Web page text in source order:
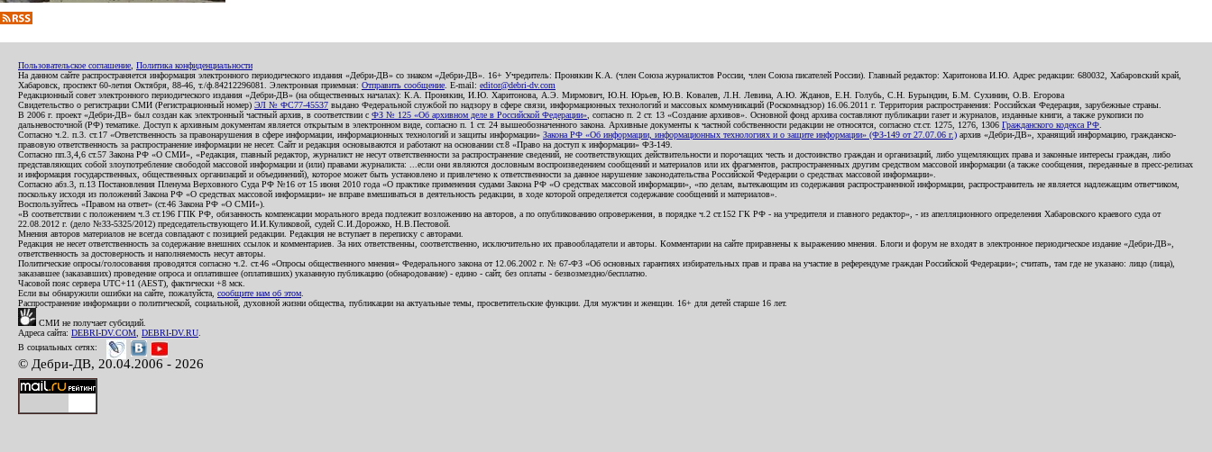
Пользовательское соглашение Политика конфиденциальности
На данном сайте распространяется информация электронного периодического издания «Дебри-ДВ» со знаком «Дебри-ДВ». 16+ Учредитель: Пронякин К.А. (член Союза журналистов России, член Союза писателей России). Главный редактор: Харитонова И.Ю. Адрес редакции: 680032, Хабаровский край,
Хабаровск, проспект 60-летия Октября, 88-46, т./ф.84212296081. Электронная приемная: Отправить сообщение . E-mail: editor@debri-dv.com
Редакционный совет электронного периодического издания «Дебри-ДВ» (на общественных началах): К.А. Пронякин, И.Ю. Харитонова, А.Э. Мирмович, Ю.Н. Юрьев, Ю.В. Ковалев, Л.Н. Левина, А.Ю. Жданов, Е.Н. Голубь, С.Н. Бурындин, Б.М. Сухинин, О.В. Егорова
Свидетельство о регистрации СМИ (Регистрационный номер) ЭЛ № ФС77-45537 выдано Федеральной службой по надзору в сфере связи, информационных технологий и массовых коммуникаций (Роскомнадзор) 16.06.2011 г. Территория распространения: Российская Федерация, зарубежные страны.
В 2006 г. проект «Дебри-ДВ» был создан как электронный частный архив, в соответствии с ФЗ № 125 «Об архивном деле в Российской Федерации» , согласно п. 2 ст. 13 «Создание архивов». Основной фонд архива составляют публикации газет и журналов, изданные книги, а также рукописи по
дальневосточной (РФ) тематике. Доступ к архивным документам является открытым в электронном виде, согласно п. 1 ст. 24 вышеобозначенного закона. Архивные документы к частной собственности редакции не относятся, согласно ст.ст. 1275, 1276, 1306 Гражданского кодекса РФ
Согласно ч.2. п.3. ст.17 «Ответственность за правонарушения в сфере информации, информационных технологий и защиты информации» Закона РФ «Об информации, информационных технологиях и о защите информации» (ФЗ-149 от 27.07.06 г.) архив «Дебри-ДВ», хранящий информацию, гражданско-
правовую ответственность за распространение информации не несет. Сайт и редакция основываются и работают на основании ст.8 «Право на доступ к информации» ФЗ-149.
Согласно пп.3,4,6 ст.57 Закона РФ «О СМИ», «Редакция, главный редактор, журналист не несут ответственности за распространение сведений, не соответствующих действительности и порочащих честь и достоинство граждан и организаций, либо ущемляющих права и законные интересы граждан, либо
представляющих собой злоупотребление свободой массовой информации и (или) правами журналиста: ...если они являются дословным воспроизведением сообщений и материалов или их фрагментов, распространенных другим средством массовой информации (а также сообщения, переданные в пресс-релизах
и информация государственных, общественных организаций и объединений), которое может быть установлено и привлечено к ответственности за данное нарушение законодательства Российской Федерации о средствах массовой информации».
Согласно абз.3, п.13 Постановления Пленума Верховного Суда РФ №16 от 15 июня 2010 года «О практике применения судами Закона РФ «О средствах массовой информации», «по делам, вытекающим из содержания распространенной информации, распространитель не является надлежащим ответчиком,
поскольку исходя из положений Закона РФ «О средствах массовой информации» не вправе вмешиваться в деятельность редакции, в ходе которой определяется содержание сообщений и материалов».
Воспользуйтесь «Правом на ответ» (ст.46 Закона РФ «О СМИ»).
«В соответствии с положением ч.3 ст.196 ГПК РФ, обязанность компенсации морального вреда подлежит возложению на авторов, а по опубликованию опровержения, в порядке ч.2 ст.152 ГК РФ - на учредителя и главного редактор», - из апелляционного определения Хабаровского краевого суда от
22.08.2012 г. (дело №33-5325/2012) председательствующего И.И.Куликовой, судей С.И.Дорожко, Н.В.Пестовой.
Мнения авторов материалов не всегда совпадают с позицией редакции. Редакция не вступает в переписку с авторами.
Редакция не несет ответственность за содержание внешних ссылок и комментариев. За них ответственны, соответственно, исключительно их правообладатели и авторы. Комментарии на сайте приравнены к выражению мнения. Блоги и форум не входят в электронное периодическое издание «Дебри-ДВ»,
ответственность за достоверность и наполняемость несут авторы.
Политические опросы/голосования проводятся согласно ч.2. ст.46 «Опросы общественного мнения» Федерального закона от 12.06.2002 г. № 67-ФЗ «Об основных гарантиях избирательных прав и права на участие в референдуме граждан Российской Федерации»; считать, там где не указано: лицо (лица),
заказавшее (заказавших) проведение опроса и оплатившее (оплативших) указанную публикацию (обнародование) - едино - сайт, без оплаты - безвозмездно/бесплатно.
Часовой пояс сервера UTC+11 (AEST), фактически +8 мск.
Если вы обнаружили ошибки на сайте, пожалуйста, сообщите нам об этом
Распространение информации о политической, социальной, духовной жизни общества, публикации на актуальные темы, просветительские функции. Для мужчин и женщин. 16+ для детей старше 16 лет.
СМИ не получает субсидий.
Адреса сайта: DEBRI-DV.COM DEBRI-DV.RU
В социальных сетях:
© Дебри-ДВ, 20.04.2006 - 2026